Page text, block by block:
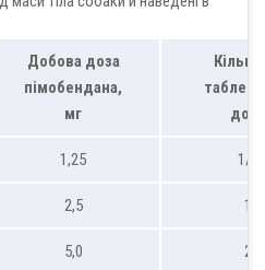
Добова доза
пімобендана,
мг
добу
1,25 1/2
2,5 1
5,0 2